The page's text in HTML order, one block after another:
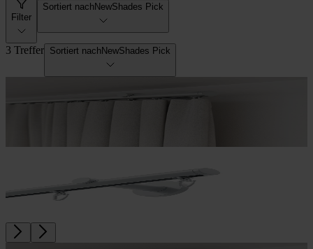
Filter
Sortiert nachNewShades Pick
3 Treffer Sortiert nachNewShades Pick